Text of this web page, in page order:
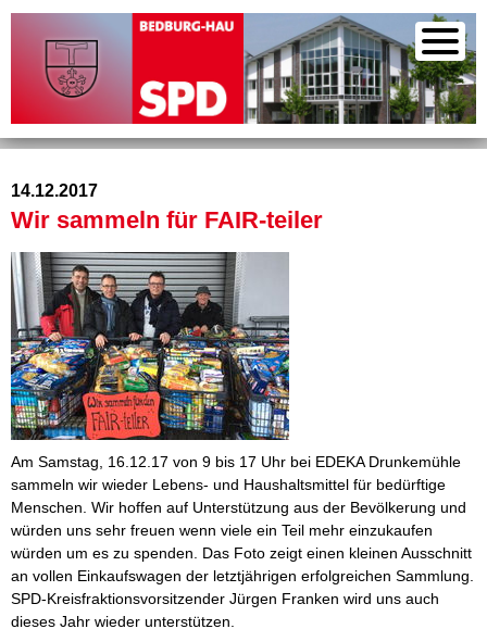
14.12.2017
Wir sammeln für FAIR-teiler
Am Samstag, 16.12.17 von 9 bis 17 Uhr bei EDEKA Drunkemühle
sammeln wir wieder Lebens- und Haushaltsmittel für bedürftige
Menschen. Wir hoffen auf Unterstützung aus der Bevölkerung und
würden uns sehr freuen wenn viele ein Teil mehr einzukaufen
würden um es zu spenden. Das Foto zeigt einen kleinen Ausschnitt
an vollen Einkaufswagen der letztjährigen erfolgreichen Sammlung.
SPD-Kreisfraktionsvorsitzender Jürgen Franken wird uns auch
dieses Jahr wieder unterstützen.